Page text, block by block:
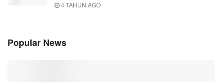
4 TAHUN AGO
Popular News